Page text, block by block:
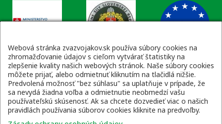
Kontaktné údaje
email: tajomnik@zvsr.sk
telefón: 0908535335
vojenská linka: 0960 333 818
Webová stránka zvazvojakov.sk používa súbory cookies na
zhromažďovanie údajov s cieľom vytvárať štatistiky na
zlepšenie kvality našich webových stránok. Naše súbory cookies
môžete prijať, alebo odmietnuť kliknutím na tlačidlá nižšie.
Predvolená možnosť "bez súhlasu" sa uplatňuje v prípade, že
sa nevydá žiadna voľba a odmietnutie neobmedzí vašu
používateľskú skúsenosť. Ak sa chcete dozvedieť viac o našich
pravidlách používania súborov cookies kliknite na predvoľby.